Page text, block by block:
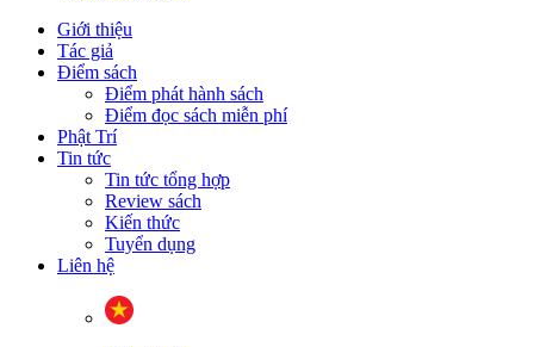
Giới thiệu
Tác giả
Điểm sách
Điểm phát hành sách
Điểm đọc sách miễn phí
Phật Trí
Tin tức
Tin tức tổng hợp
Review sách
Kiến thức
Tuyển dụng
Liên hệ